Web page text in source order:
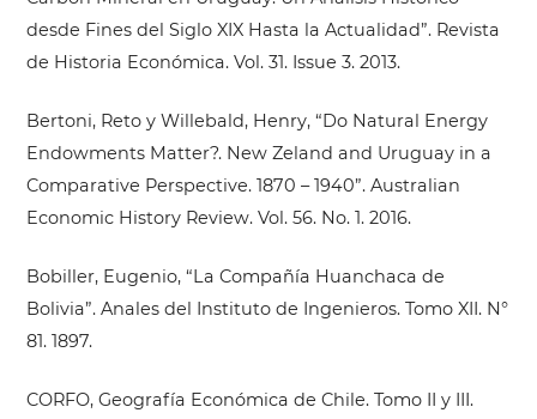
desde Fines del Siglo XIX Hasta la Actualidad”. Revista
de Historia Económica. Vol. 31. Issue 3. 2013.
Bertoni, Reto y Willebald, Henry, “Do Natural Energy
Endowments Matter?. New Zeland and Uruguay in a
Comparative Perspective. 1870 – 1940”. Australian
Economic History Review. Vol. 56. No. 1. 2016.
Bobiller, Eugenio, “La Compañía Huanchaca de
Bolivia”. Anales del Instituto de Ingenieros. Tomo XII. N°
81. 1897.
CORFO, Geografía Económica de Chile. Tomo II y III.